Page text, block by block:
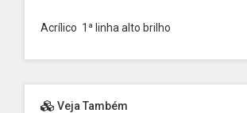
Acrílico 1ª linha alto brilho
Veja Também